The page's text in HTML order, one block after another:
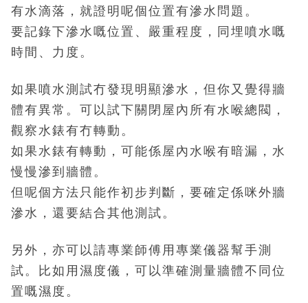
有水滴落，就證明呢個位置有滲水問題。
要記錄下滲水嘅位置、嚴重程度，同埋噴水嘅
時間、力度。
如果噴水測試冇發現明顯滲水，但你又覺得牆
體有異常。 可以試下關閉屋內所有水喉總閥，
觀察水錶有冇轉動。
如果水錶有轉動，可能係屋內水喉有暗漏，水
慢慢滲到牆體。
但呢個方法只能作初步判斷，要確定係咪外牆
滲水，還要結合其他測試。
另外，亦可以請專業師傅用專業儀器幫手測
試。
比如用濕度儀，可以準確測量牆體不同位
置嘅濕度。